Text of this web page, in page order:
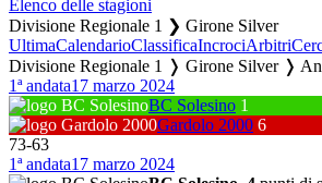
Elenco delle stagioni
Divisione Regionale 1 ❯ Girone Silver
UltimaCalendarioClassificaIncrociArbitri
Divisione Regionale 1 ❭ Girone Silver ❭
1ª andata17 marzo 2024
BC Solesino 1
Gardolo 2000 6
73-63
1ª andata17 marzo 2024